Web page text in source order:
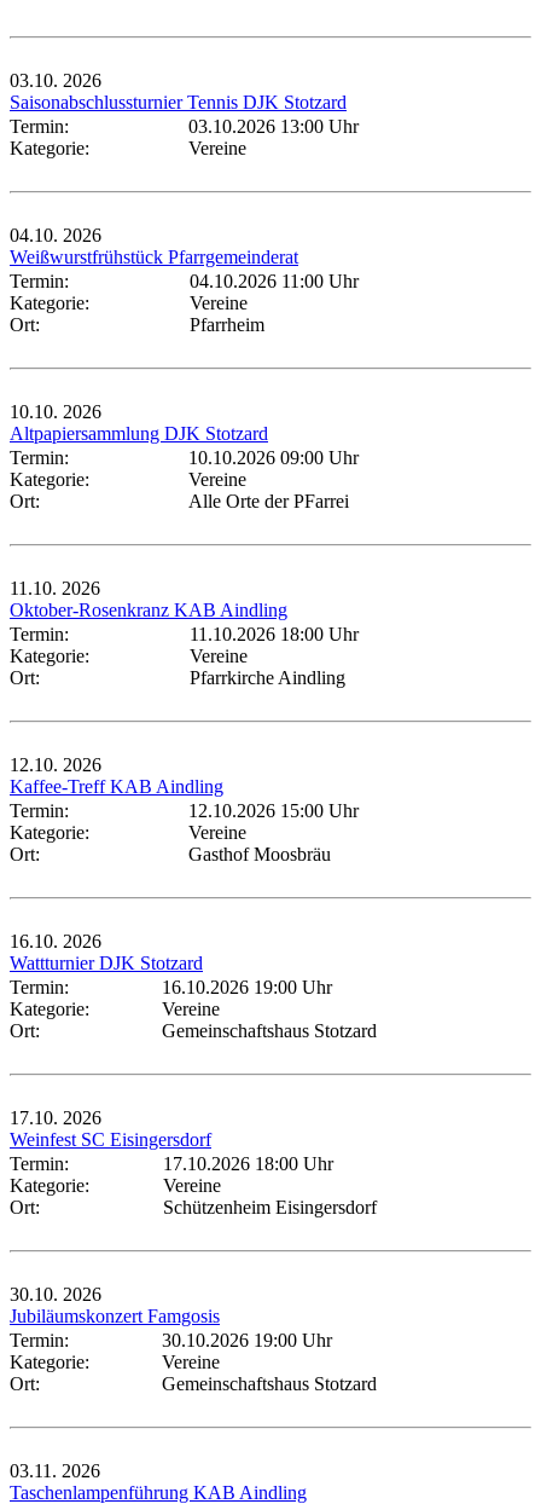
03.10. 2026
Saisonabschlussturnier Tennis DJK Stotzard
Termin:
03.10.2026 13:00 Uhr
Kategorie:
Vereine
04.10. 2026
Weißwurstfrühstück Pfarrgemeinderat
Termin:
04.10.2026 11:00 Uhr
Kategorie:
Vereine
Ort:
Pfarrheim
10.10. 2026
Altpapiersammlung DJK Stotzard
Termin:
10.10.2026 09:00 Uhr
Kategorie:
Vereine
Ort:
Alle Orte der PFarrei
11.10. 2026
Oktober-Rosenkranz KAB Aindling
Termin:
11.10.2026 18:00 Uhr
Kategorie:
Vereine
Ort:
Pfarrkirche Aindling
12.10. 2026
Kaffee-Treff KAB Aindling
Termin:
12.10.2026 15:00 Uhr
Kategorie:
Vereine
Ort:
Gasthof Moosbräu
16.10. 2026
Wattturnier DJK Stotzard
Termin:
16.10.2026 19:00 Uhr
Kategorie:
Vereine
Ort:
Gemeinschaftshaus Stotzard
17.10. 2026
Weinfest SC Eisingersdorf
Termin:
17.10.2026 18:00 Uhr
Kategorie:
Vereine
Ort:
Schützenheim Eisingersdorf
30.10. 2026
Jubiläumskonzert Famgosis
Termin:
30.10.2026 19:00 Uhr
Kategorie:
Vereine
Ort:
Gemeinschaftshaus Stotzard
03.11. 2026
Taschenlampenführung KAB Aindling